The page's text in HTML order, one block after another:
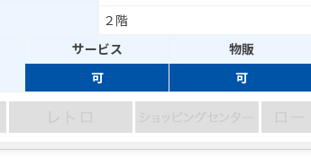
２階
サービス 物販
可
可